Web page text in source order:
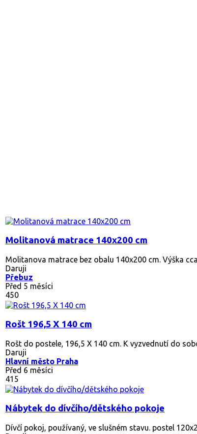
Molitanová matrace 140x200 cm
Molitanova matrace bez obalu 140x200 cm. Výška
Daruji
Přebuz
Před 5 měsíci
450
Rošt 196,5 X 140 cm
Rošt do postele, 196,5 X 140 cm. K vyzvednutí do
Daruji
Hlavní město Praha
Před 6 měsíci
415
Nábytek do dívčího/dětského pokoje
Dívčí pokoj, používaný, ve slušném stavu. postel